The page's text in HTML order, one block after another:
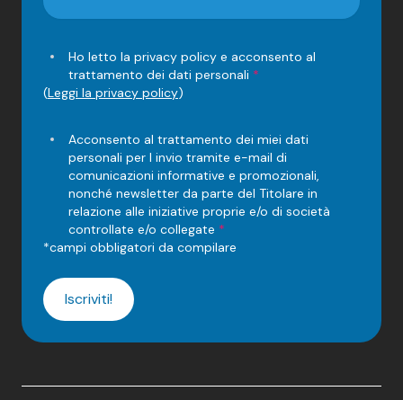
Ho letto la privacy policy e acconsento al
trattamento dei dati personali *
(Leggi la privacy policy)
Acconsento al trattamento dei miei dati
personali per l invio tramite e-mail di
comunicazioni informative e promozionali,
nonché newsletter da parte del Titolare in
relazione alle iniziative proprie e/o di società
controllate e/o collegate *
*campi obbligatori da compilare
Iscriviti!